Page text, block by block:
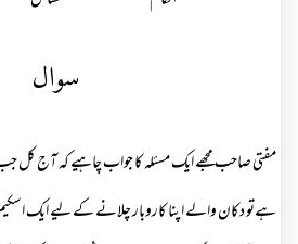
سوال
مفتی صاحب مجھے ایک مسئلہ کا جواب چاہیے کہ آج کل جب
ہےتو دکان والے اپنا کاروبار چلانے کے لیے ایک